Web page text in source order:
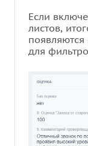
Если
листов,
для